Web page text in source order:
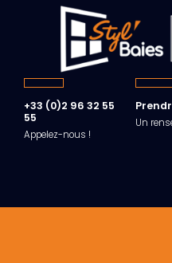
+33 (0)2 96 32 55
55
Appelez-nous !
Un